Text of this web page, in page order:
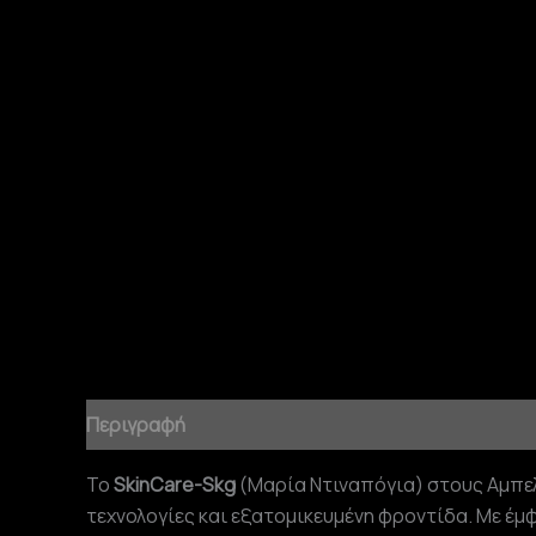
Περιγραφή
ΤοSkinCare-Skg(Μαρία Ντιναπόγια) στους
τεχνολογίες και εξατομικευμένη φροντίδα. Με